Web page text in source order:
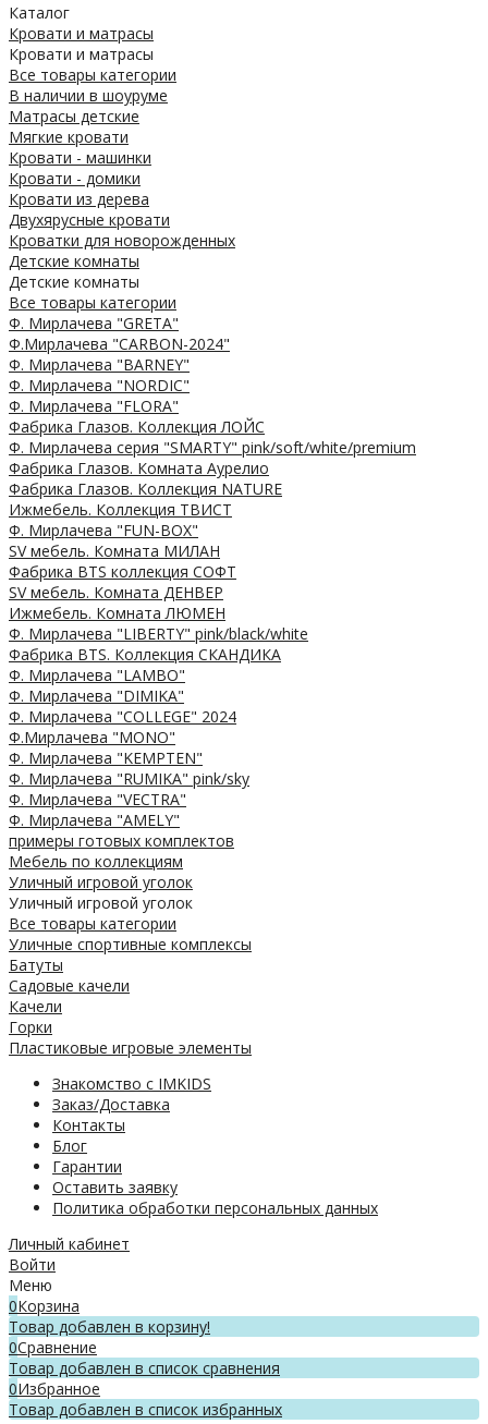
Каталог
Кровати и матрасы
Кровати и матрасы
Все товары категории
В наличии в шоуруме
Матрасы детские
Мягкие кровати
Кровати - машинки
Кровати - домики
Кровати из дерева
Двухярусные кровати
Кроватки для новорожденных
Детские комнаты
Детские комнаты
Все товары категории
Ф. Мирлачева "GRETA"
Ф.Мирлачева "CARBON-2024"
Ф. Мирлачева "BARNEY"
Ф. Мирлачева "NORDIC"
Ф. Мирлачева "FLORA"
Фабрика Глазов. Коллекция ЛОЙС
Ф. Мирлачева серия "SMARTY" pink/soft/white/premium
Фабрика Глазов. Комната Аурелио
Фабрика Глазов. Коллекция NATURE
Ижмебель. Коллекция ТВИСТ
Ф. Мирлачева "FUN-BOX"
SV мебель. Комната МИЛАН
Фабрика BTS коллекция СОФТ
SV мебель. Комната ДЕНВЕР
Ижмебель. Комната ЛЮМЕН
Ф. Мирлачева "LIBERTY" pink/black/white
Фабрика BTS. Коллекция СКАНДИКА
Ф. Мирлачева "LAMBO"
Ф. Мирлачева "DIMIKA"
Ф. Мирлачева "COLLEGE" 2024
Ф.Мирлачева "MONO"
Ф. Мирлачева "KEMPTEN"
Ф. Мирлачева "RUMIKA" pink/sky
Ф. Мирлачева "VECTRA"
Ф. Мирлачева "AMELY"
примеры готовых комплектов
Мебель по коллекциям
Уличный игровой уголок
Уличный игровой уголок
Все товары категории
Уличные спортивные комплексы
Батуты
Садовые качели
Качели
Горки
Пластиковые игровые элементы
Знакомство с IMKIDS
Заказ/Доставка
Контакты
Блог
Гарантии
Оставить заявку
Политика обработки персональных данных
Личный кабинет
Войти
Меню
0Корзина
Товар добавлен в корзину!
0Сравнение
Товар добавлен в список сравнения
0Избранное
Товар добавлен в список избранных